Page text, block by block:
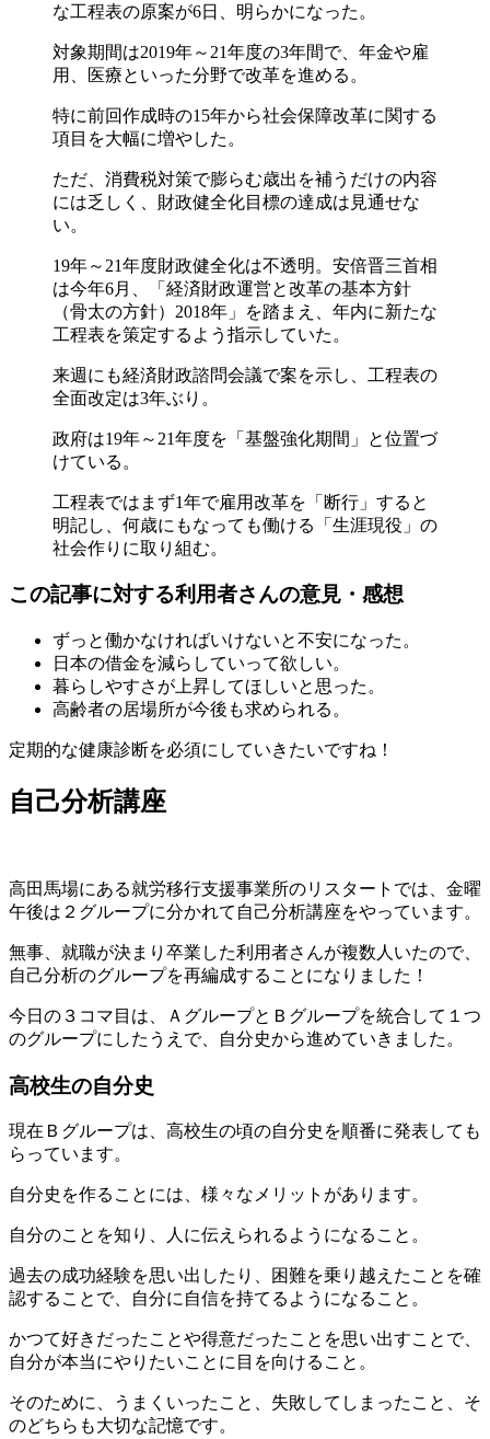
な工程表の原案が6日、明らかになった。
対象期間は2019年～21年度の3年間で、年金や雇
用、医療といった分野で改革を進める。
特に前回作成時の15年から社会保障改革に関する
項目を大幅に増やした。
ただ、消費税対策で膨らむ歳出を補うだけの内容
には乏しく、財政健全化目標の達成は見通せな
い。
19年～21年度財政健全化は不透明。安倍晋三首相
は今年6月、「経済財政運営と改革の基本方針
（骨太の方針）2018年」を踏まえ、年内に新たな
工程表を策定するよう指示していた。
来週にも経済財政諮問会議で案を示し、工程表の
全面改定は3年ぶり。
政府は19年～21年度を「基盤強化期間」と位置づ
けている。
工程表ではまず1年で雇用改革を「断行」すると
明記し、何歳にもなっても働ける「生涯現役」の
社会作りに取り組む。
この記事に対する利用者さんの意見・感想
ずっと働かなければいけないと不安になった。
日本の借金を減らしていって欲しい。
暮らしやすさが上昇してほしいと思った。
高齢者の居場所が今後も求められる。
定期的な健康診断を必須にしていきたいですね！
自己分析講座
高田馬場にある就労移行支援事業所のリスタートでは、金曜
午後は２グループに分かれて自己分析講座をやっています。
無事、就職が決まり卒業した利用者さんが複数人いたので、
自己分析のグループを再編成することになりました！
今日の３コマ目は、ＡグループとＢグループを統合して１つ
のグループにしたうえで、自分史から進めていきました。
高校生の自分史
現在Ｂグループは、高校生の頃の自分史を順番に発表しても
らっています。
自分史を作ることには、様々なメリットがあります。
自分のことを知り、人に伝えられるようになること。
過去の成功経験を思い出したり、困難を乗り越えたことを確
認することで、自分に自信を持てるようになること。
かつて好きだったことや得意だったことを思い出すことで、
自分が本当にやりたいことに目を向けること。
そのために、うまくいったこと、失敗してしまったこと、そ
のどちらも大切な記憶です。